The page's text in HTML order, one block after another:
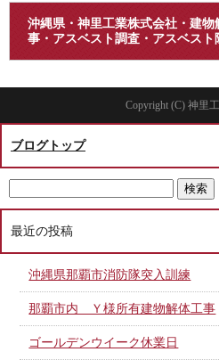
沖縄県・神里工業株式会社・建
事・アスベスト調査・アスベスト
Copyright (C) 神里
ブログトップ
最近の投稿
沖縄県那覇市消防隊突入訓練
那覇市内 Ｙ様所有建物解体工事
ゴールデンウイーク休業日